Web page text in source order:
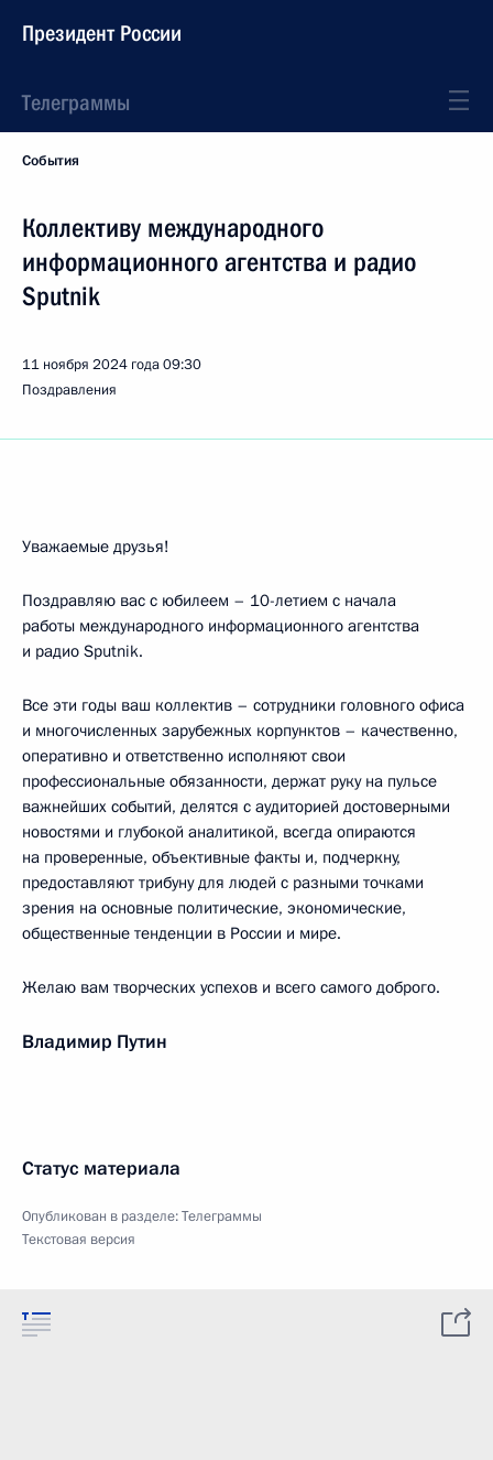
Президент России
Телеграммы
События
Коллективу международного
информационного агентства и радио
Sputnik
11 ноября 2024 года09:30
Поздравления
Уважаемые друзья!
Поздравляю вас с юбилеем – 10-летием с начала
работы международного информационного агентства
и радио Sputnik.
Все эти годы ваш коллектив – сотрудники головного офиса
и многочисленных зарубежных корпунктов – качественно,
оперативно и ответственно исполняют свои
профессиональные обязанности, держат руку на пульсе
важнейших событий, делятся с аудиторией достоверными
новостями и глубокой аналитикой, всегда опираются
на проверенные, объективные факты и, подчеркну,
предоставляют трибуну для людей с разными точками
зрения на основные политические, экономические,
общественные тенденции в России и мире.
Желаю вам творческих успехов и всего самого доброго.
Владимир Путин
Статус материала
Опубликован в разделе:Телеграммы
Текстовая версия